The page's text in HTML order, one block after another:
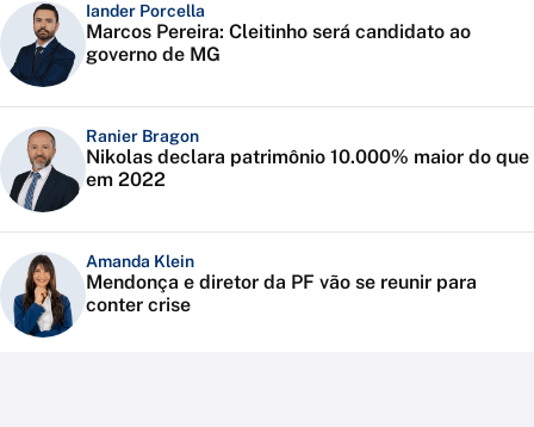
Iander Porcella
Marcos Pereira: Cleitinho será candidato ao
governo de MG
Ranier Bragon
Nikolas declara patrimônio 10.000% maior do que
em 2022
Amanda Klein
Mendonça e diretor da PF vão se reunir para
conter crise